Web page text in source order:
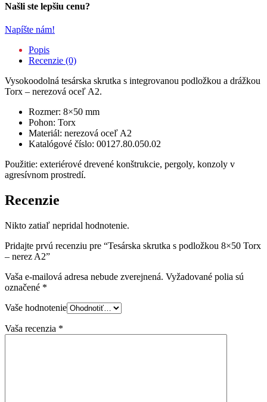
Našli ste lepšiu cenu?
Napíšte nám!
Popis
Recenzie (0)
Vysokoodolná tesárska skrutka s integrovanou podložkou a drážkou
Torx – nerezová oceľ A2.
Rozmer: 8×50 mm
Pohon: Torx
Materiál: nerezová oceľ A2
Katalógové číslo: 00127.80.050.02
Použitie: exteriérové drevené konštrukcie, pergoly, konzoly v
agresívnom prostredí.
Recenzie
Nikto zatiaľ nepridal hodnotenie.
Pridajte prvú recenziu pre “Tesárska skrutka s podložkou 8×50 Torx
– nerez A2”
Vaša e-mailová adresa nebude zverejnená. Vyžadované polia sú
označené *
Vaše hodnotenie
Vaša recenzia *